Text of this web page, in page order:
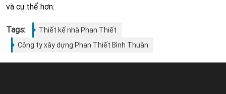
và cụ thể hơn.
Tags:
Thiết kế nhà Phan Thiết
Công ty xây dựng Phan Thiết Bình Thuận